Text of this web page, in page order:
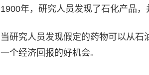
1900年，研究人员发现了石化产品，
当研究人员发现假定的药物可以从
一个经济回报的好机会。